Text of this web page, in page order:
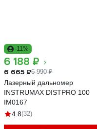
-11%
6 188 ₽
6 665 ₽6 990 ₽
Лазерный дальномер
INSTRUMAX DISTPRO 100
IM0167
4.8(32)